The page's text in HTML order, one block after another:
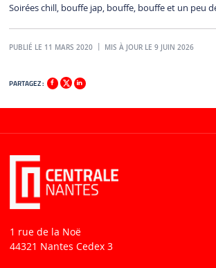
Soirées chill, bouffe jap, bouffe, bouffe et un peu
PUBLIÉ LE 11 MARS 2020 MIS À JOUR LE 9 JUIN 2026
PARTAGEZ :
1 rue de la Noë
44321 Nantes Cedex 3